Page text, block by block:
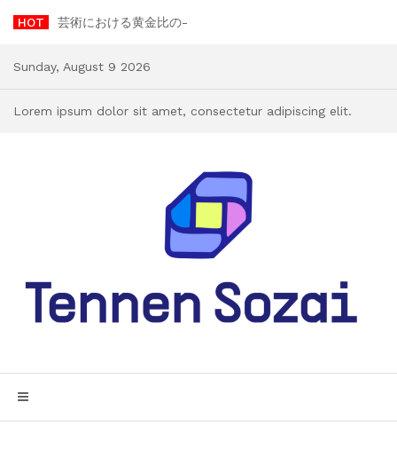
HOT
Sunday, August 9 2026
Lorem ipsum dolor sit amet, consectetur adipiscing elit.